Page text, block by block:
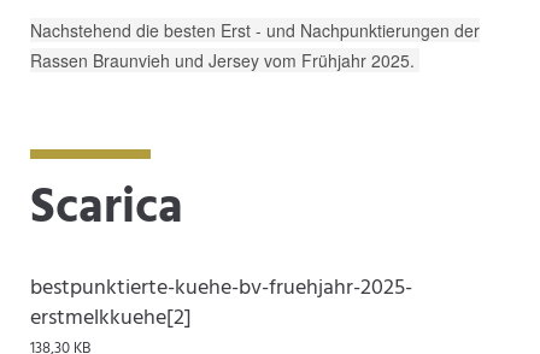
Nachstehend die besten Erst - und Nachpunktierungen der
Rassen Braunvieh und Jersey vom Frühjahr 2025.
Scarica
bestpunktierte-kuehe-bv-fruehjahr-2025-
erstmelkkuehe[2]
138,30 KB